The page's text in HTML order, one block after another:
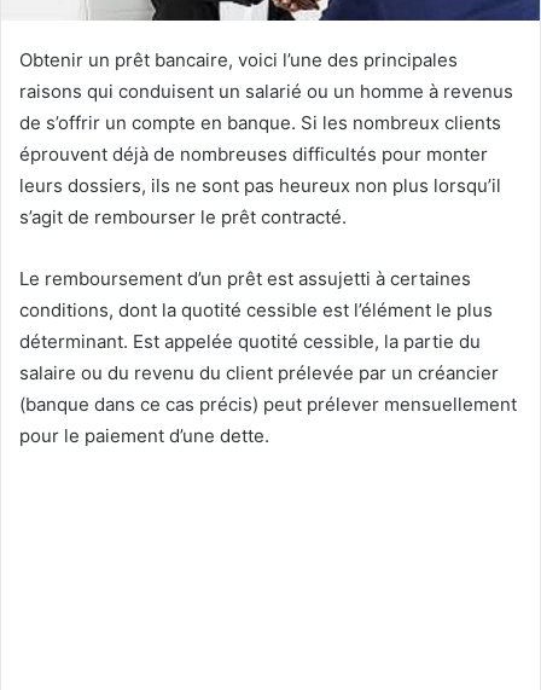
Obtenir un prêt bancaire, voici l’une des principales
raisons qui conduisent un salarié ou un homme à revenus
de s’offrir un compte en banque. Si les nombreux clients
éprouvent déjà de nombreuses difficultés pour monter
leurs dossiers, ils ne sont pas heureux non plus lorsqu’il
s’agit de rembourser le prêt contracté.
Le remboursement d’un prêt est assujetti à certaines
conditions, dont la quotité cessible est l’élément le plus
déterminant. Est appelée quotité cessible, la partie du
salaire ou du revenu du client prélevée par un créancier
(banque dans ce cas précis) peut prélever mensuellement
pour le paiement d’une dette.